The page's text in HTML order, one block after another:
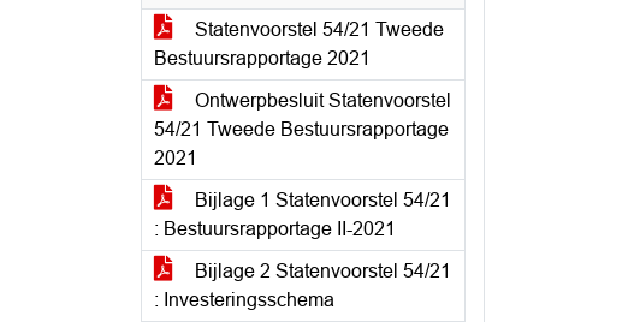
Statenvoorstel 54/21 Tweede
Bestuursrapportage 2021
Ontwerpbesluit Statenvoorstel
54/21 Tweede Bestuursrapportage
2021
Bijlage 1 Statenvoorstel 54/21
: Bestuursrapportage II-2021
Bijlage 2 Statenvoorstel 54/21
: Investeringsschema